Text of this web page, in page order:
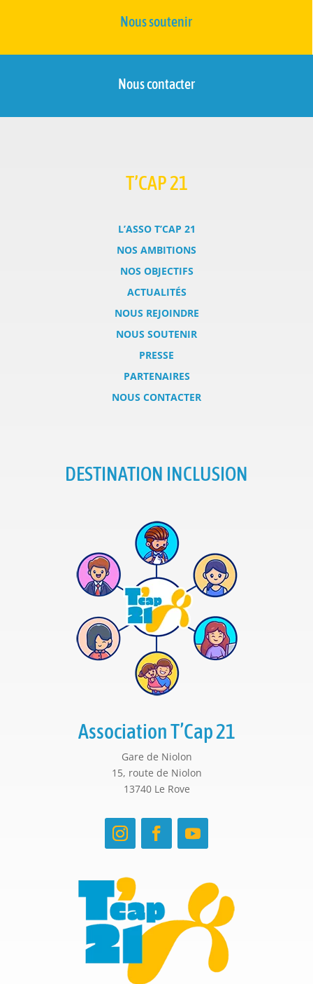
Nous soutenir
Nous contacter
T’CAP 21
L’ASSO T’CAP 21
NOS AMBITIONS
NOS OBJECTIFS
ACTUALITÉS
NOUS REJOINDRE
NOUS SOUTENIR
PRESSE
PARTENAIRES
NOUS CONTACTER
DESTINATION INCLUSION
Association T’Cap 21
Gare de Niolon
15, route de Niolon
13740 Le Rove